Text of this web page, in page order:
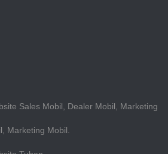
Sales Mobil, Dealer Mobil, Marketing
Marketing Mobil.